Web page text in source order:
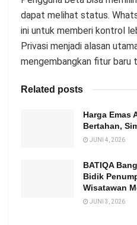
dapat melihat status.
ini untuk memberi kontrol
Privasi menjadi alasan
mengembangkan fitur baru
Related posts
Harga Emas
Bertahan,
JUNI 4, 2026
BATIQA
Bidik
Wisatawan
JUNI 3, 2026